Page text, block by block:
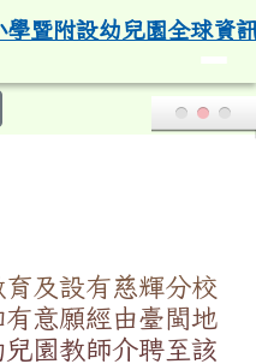
民小學暨附設
及設有慈輝分校
意願經由臺閩地
園教師介聘至該